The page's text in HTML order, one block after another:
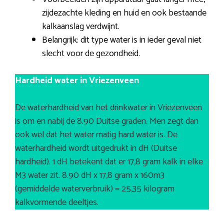
zijdezachte kleding en huid en ook bestaande
kalkaanslag verdwijnt.
Belangrijk: dit type water is in ieder geval niet
slecht voor de gezondheid.
Hardheid water in Vriezenveen
De waterhardheid van het drinkwater in Vriezenveen
is om en nabij de 8.90 Duitse graden. Men zegt dan
ook wel dat het water matig hard water is. De
waterhardheid wordt uitgedrukt in dH (Duitse
hardheid). 1 dH betekent dat er 17,8 gram kalk in elke
M3 water zit. 8.90 dH x 17,8 gram x 160m3
(gemiddelde waterverbruik) = 25,35 kilogram
kalkvormende deeltjes.